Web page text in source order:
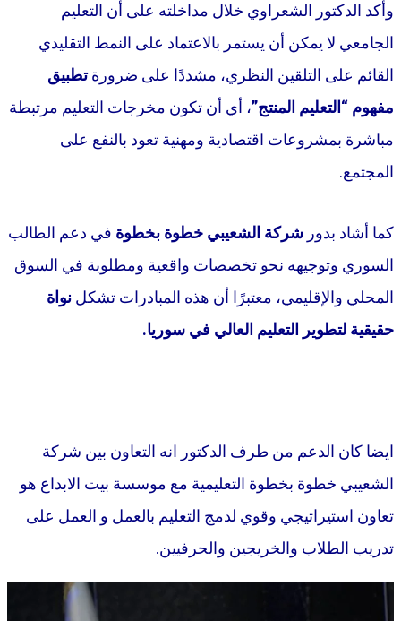
وأكد الدكتور الشعراوي خلال مداخلته على أن التعليم
الجامعي لا يمكن أن يستمر بالاعتماد على النمط التقليدي
القائم على التلقين النظري، مشددًا على ضرورةتطبيق
مفهوم “التعليم المنتج”، أي أن تكون مخرجات التعليم مرتبطة
مباشرة بمشروعات اقتصادية ومهنية تعود بالنفع على
المجتمع.
كما أشاد بدور شركة الشعيبي خطوة بخطوة في دعم الطالب
السوري وتوجيهه نحو تخصصات واقعية ومطلوبة في السوق
المحلي والإقليمي، معتبرًا أن هذه المبادرات تشكل نواة
حقيقية لتطوير التعليم العالي في سوريا.
ايضا كان الدعم من طرف الدكتور انه التعاون بين شركة
الشعيبي خطوة بخطوة التعليمية مع موسسة بيت الابداع هو
تعاون استيراتيجي وقوي لدمج التعليم بالعمل و العمل على
تدريب الطلاب والخريجين والحرفيين.